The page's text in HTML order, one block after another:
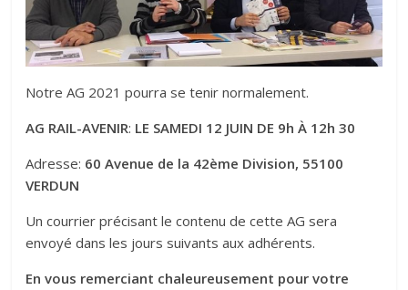
Notre AG 2021 pourra se tenir normalement.
AG RAIL-AVENIR: LE SAMEDI 12 JUIN DE 9h À 12h 30
Adresse: 60 Avenue de la 42ème Division, 55100
VERDUN
Un courrier précisant le contenu de cette AG sera
envoyé dans les jours suivants aux adhérents.
En vous remerciant chaleureusement pour votre